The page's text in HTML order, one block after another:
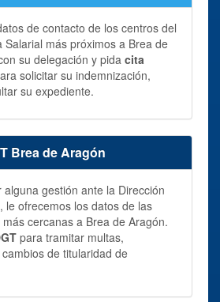
de contacto de los centros del
Salarial más próximos a Brea de
su delegación y pida cita
solicitar su indemnización,
su expediente.
Brea de Aragón
gestión ante la Dirección
le ofrecemos los datos de las
cercanas a Brea de Aragón.
para tramitar multas,
de titularidad de